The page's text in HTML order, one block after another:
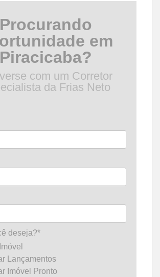
Procurando
em
Piracicaba?
com um Corretor
da Frias Neto
deseja?*
Lançamentos
Imóvel Pronto